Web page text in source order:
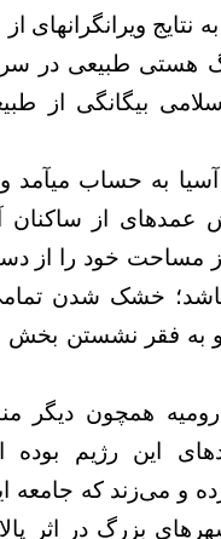
ویرانگرانهای
هستی طبیعی در
بیگانگی از
آسیا به حساب
از ساکنان
براثر ناشایستگی، چپاول و دزدی به میزان ٦۰%
خشک شدن
و به فقر نشستن
همچون دیگر
این رژیم
می‌زند که جامعه
بزرگ در اثر